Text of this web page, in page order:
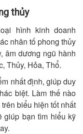
thủy
hình kinh doanh
nhân tố phong thủy
âm dương ngũ hành
Thủy, Hỏa, Thổ.
nhất định, giúp duy
biệt. Làm thế nào
biểu hiện tốt nhất
giúp bạn tìm hiểu kỹ